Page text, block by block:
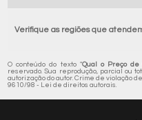
Verifique as regiões que
O conteúdo do texto "Qual o Preço de
reservado. Sua reprodução, parcial ou
autorização do autor. Crime de violação
9610/98 - Lei de direitos autorais.